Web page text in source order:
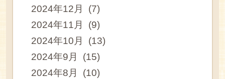
2024年12月 (7)
2024年11月 (9)
2024年10月 (13)
2024年9月 (15)
2024年8月 (10)